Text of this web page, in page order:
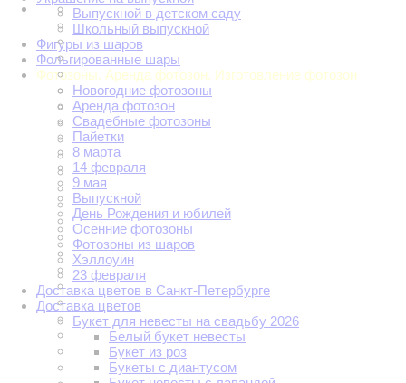
Выпускной в детском саду
Школьный выпускной
Фигуры из шаров
Фольгированные шары
Фотозоны. Аренда фотозон. Изготовление фотозон
Новогодние фотозоны
Аренда фотозон
Свадебные фотозоны
Пайетки
8 марта
14 февраля
9 мая
Выпускной
День Рождения и юбилей
Осенние фотозоны
Фотозоны из шаров
Хэллоуин
23 февраля
Доставка цветов в Санкт-Петербурге
Доставка цветов
Букет для невесты на свадьбу 2026
Белый букет невесты
Букет из роз
Букеты с диантусом